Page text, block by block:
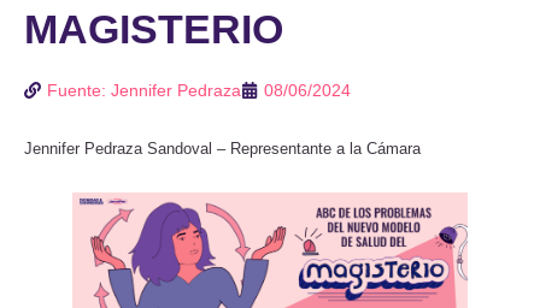
MAGISTERIO
Fuente: Jennifer Pedraza 08/06/2024
Jennifer Pedraza Sandoval – Representante a la Cámara